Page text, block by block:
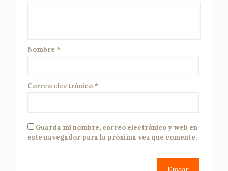
Nombre *
Correo electrónico *
Guarda mi nombre, correo electrónico y web en
este navegador para la próxima vez que comente.